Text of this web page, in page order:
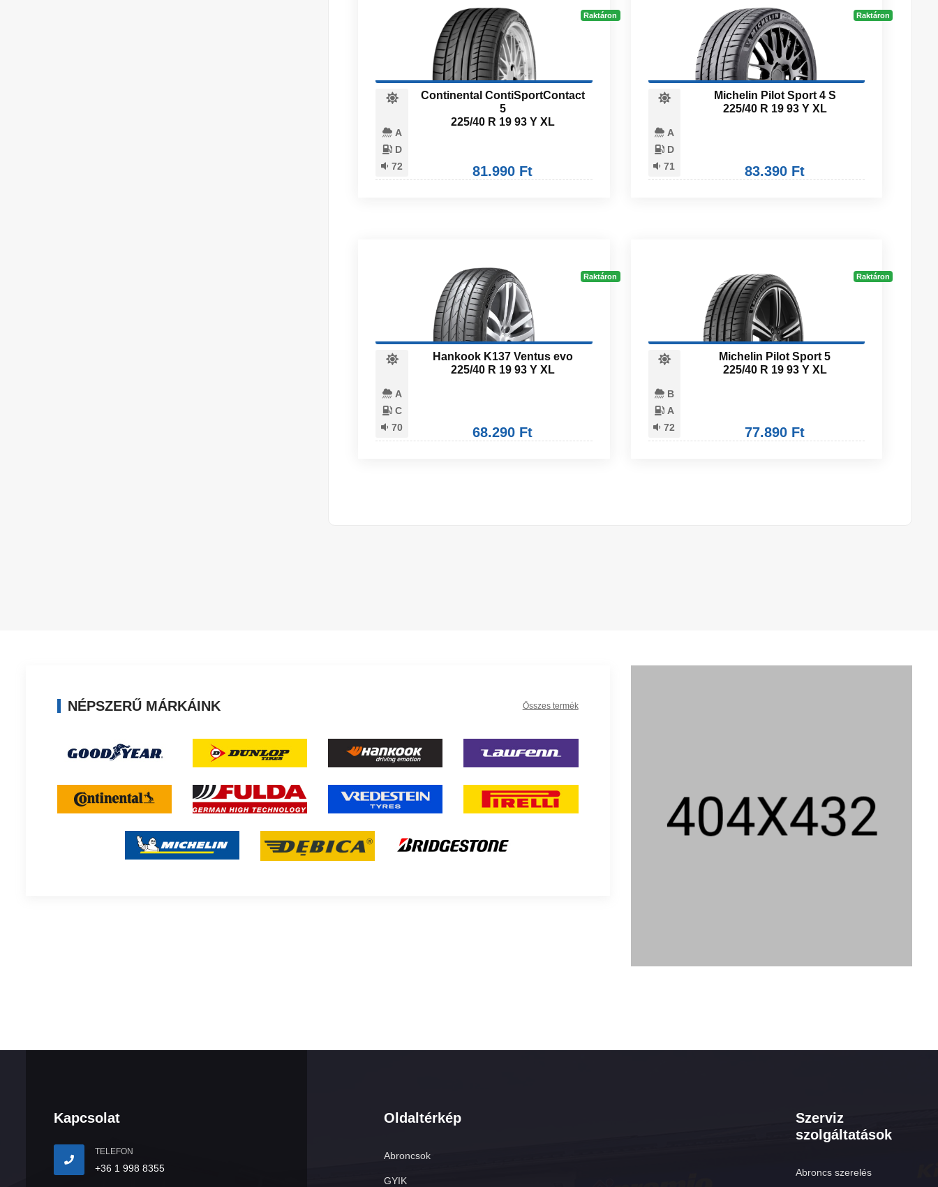
Raktáron
A
D
72
Continental ContiSportContact
5
225/40 R 19 93 Y XL
81.990 Ft
Raktáron
A
D
71
Michelin Pilot Sport 4 S
225/40 R 19 93 Y XL
83.390 Ft
Raktáron
A
C
70
Hankook K137 Ventus evo
225/40 R 19 93 Y XL
68.290 Ft
Raktáron
B
A
72
Michelin Pilot Sport 5
225/40 R 19 93 Y XL
77.890 Ft
NÉPSZERŰ MÁRKÁINK Összes termék
Kapcsolat
TELEFON
+36 1 998 8355
Oldaltérkép
Abroncsok
GYIK
Szerviz
szolgáltatások
Abroncs szerelés